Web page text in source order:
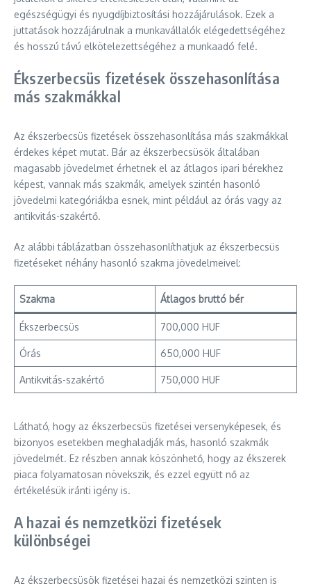
egészségügyi és nyugdíjbiztosítási hozzájárulások. Ezek a
juttatások hozzájárulnak a munkavállalók elégedettségéhez
és hosszú távú elkötelezettségéhez a munkaadó felé.
Ékszerbecsüs fizetések összehasonlítása
más szakmákkal
Az ékszerbecsüs fizetések összehasonlítása más szakmákkal
érdekes képet mutat. Bár az ékszerbecsüsök általában
magasabb jövedelmet érhetnek el az átlagos ipari bérekhez
képest, vannak más szakmák, amelyek szintén hasonló
jövedelmi kategóriákba esnek, mint például az órás vagy az
antikvitás-szakértő.
Az alábbi táblázatban összehasonlíthatjuk az ékszerbecsüs
fizetéseket néhány hasonló szakma jövedelmeivel:
Szakma Átlagos bruttó bér
Ékszerbecsüs 700,000 HUF
Órás 650,000 HUF
Antikvitás-szakértő 750,000 HUF
Látható, hogy az ékszerbecsüs fizetései versenyképesek, és
bizonyos esetekben meghaladják más, hasonló szakmák
jövedelmét. Ez részben annak köszönhető, hogy az ékszerek
piaca folyamatosan növekszik, és ezzel együtt nő az
értékelésük iránti igény is.
A hazai és nemzetközi fizetések
különbségei
Az ékszerbecsüsök fizetései hazai és nemzetközi szinten is